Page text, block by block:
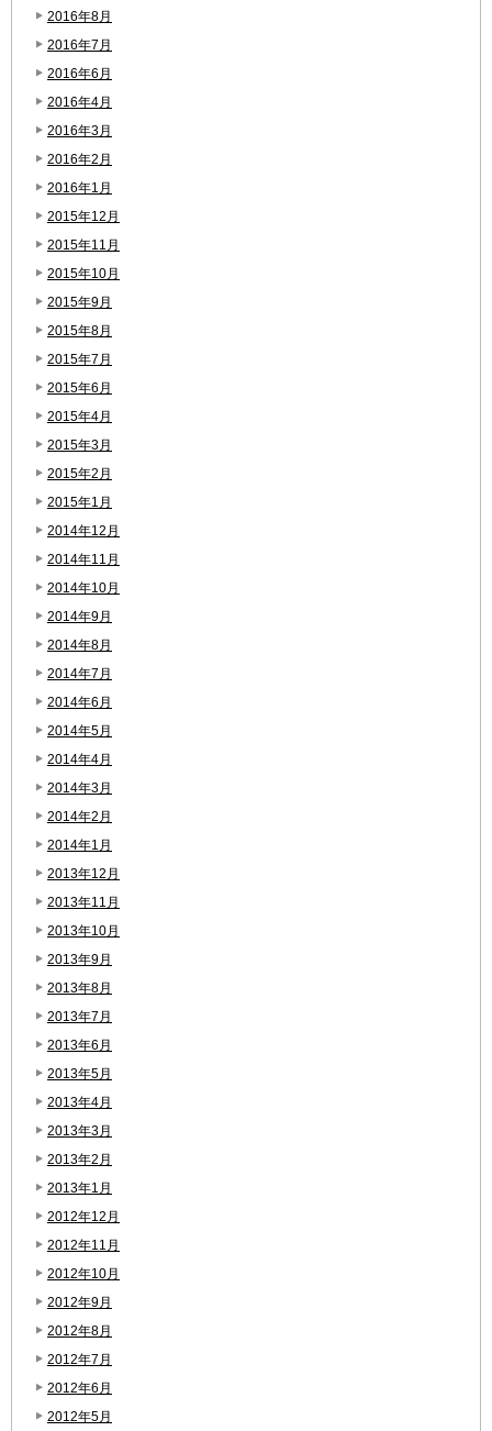
2016年8月
2016年7月
2016年6月
2016年4月
2016年3月
2016年2月
2016年1月
2015年12月
2015年11月
2015年10月
2015年9月
2015年8月
2015年7月
2015年6月
2015年4月
2015年3月
2015年2月
2015年1月
2014年12月
2014年11月
2014年10月
2014年9月
2014年8月
2014年7月
2014年6月
2014年5月
2014年4月
2014年3月
2014年2月
2014年1月
2013年12月
2013年11月
2013年10月
2013年9月
2013年8月
2013年7月
2013年6月
2013年5月
2013年4月
2013年3月
2013年2月
2013年1月
2012年12月
2012年11月
2012年10月
2012年9月
2012年8月
2012年7月
2012年6月
2012年5月